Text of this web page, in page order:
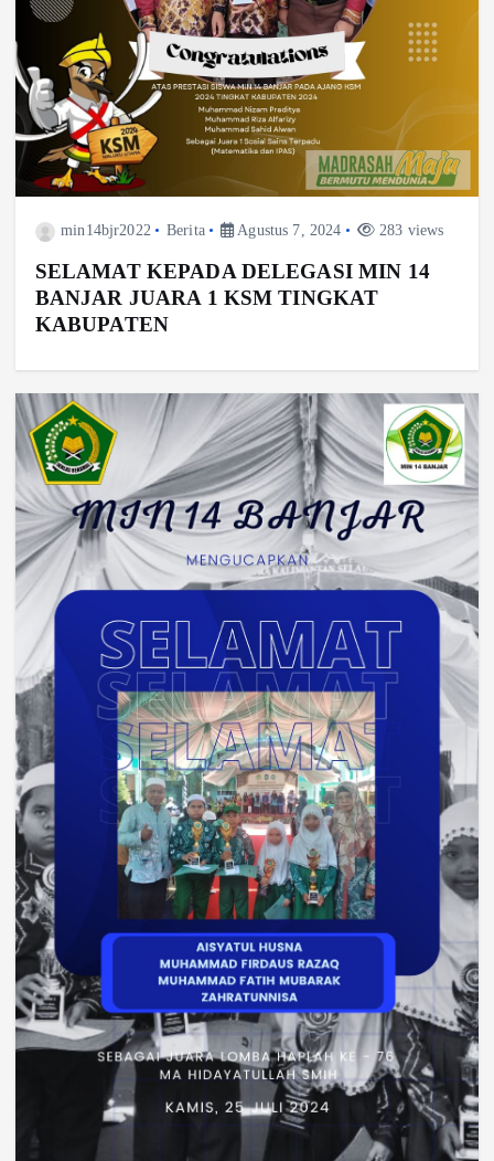
min14bjr2022 Berita Agustus 7, 2024 283 views
SELAMAT KEPADA DELEGASI MIN 14
BANJAR JUARA 1 KSM TINGKAT
KABUPATEN